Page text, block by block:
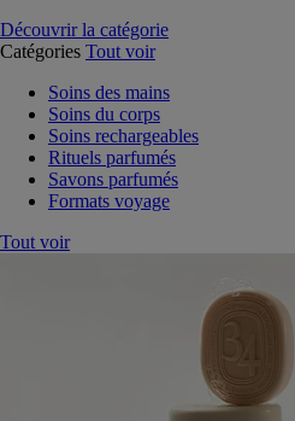
Découvrir la catégorie
Catégories Tout voir
Soins des mains
Soins du corps
Soins rechargeables
Rituels parfumés
Savons parfumés
Formats voyage
Tout voir